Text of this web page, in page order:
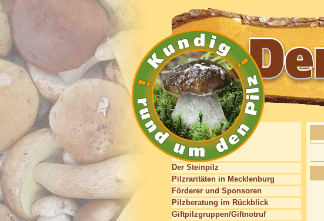
Der Steinpilz
Pilzraritäten in Mecklenburg
Förderer und Sponsoren
Pilzberatung im Rückblick
Giftpilzgruppen/Giftnotruf